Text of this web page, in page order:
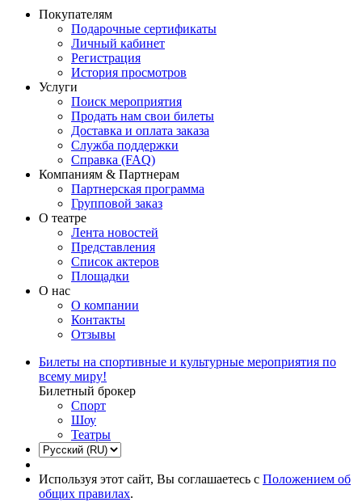
Покупателям
Подарочные сертификаты
Личный кабинет
Регистрация
История просмотров
Услуги
Поиск мероприятия
Продать нам свои билеты
Доставка и оплата заказа
Служба поддержки
Справка (FAQ)
Компаниям & Партнерам
Партнерская программа
Групповой заказ
О театре
Лента новостей
Представления
Список актеров
Площадки
О нас
О компании
Контакты
Отзывы
Билеты на спортивные и культурные мероприятия по
всему миру!
Билетный брокер
Спорт
Шоу
Театры
Используя этот сайт, Вы соглашаетесь с Положением об
общих правилах.